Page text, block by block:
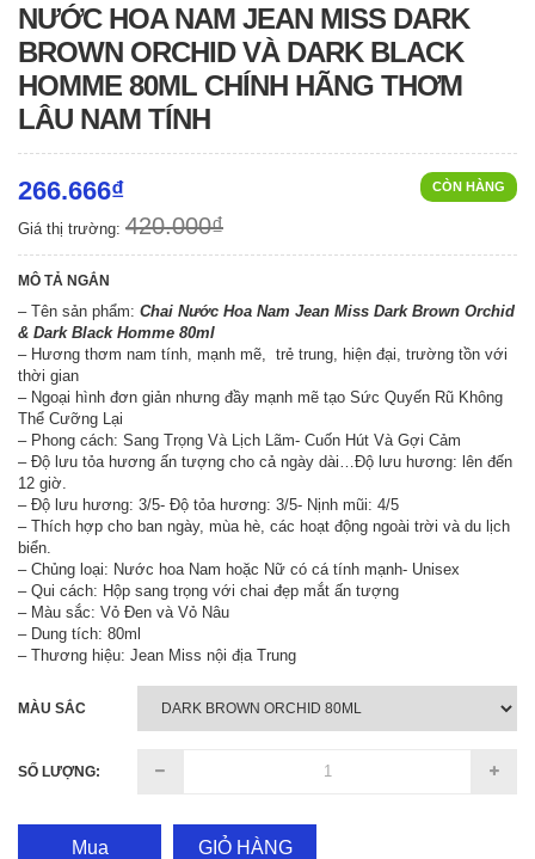
NƯỚC HOA NAM JEAN MISS DARK
BROWN ORCHID VÀ DARK BLACK
HOMME 80ML CHÍNH HÃNG THƠM
LÂU NAM TÍNH
CÒN HÀNG
266.666₫
Giá thị trường: 420.000₫
MÔ TẢ NGẮN
– Tên sản phẩm: Chai Nước Hoa Nam Jean Miss Dark Brown Orchid
& Dark Black Homme 80ml
– Hương thơm nam tính, mạnh mẽ, trẻ trung, hiện đại, trường tồn với
thời gian
– Ngoại hình đơn giản nhưng đầy mạnh mẽ tạo Sức Quyến Rũ Không
Thể Cưỡng Lại
– Phong cách: Sang Trọng Và Lịch Lãm- Cuốn Hút Và Gợi Cảm
– Độ lưu tỏa hương ấn tượng cho cả ngày dài…Độ lưu hương: lên đến
12 giờ.
– Độ lưu hương: 3/5- Độ tỏa hương: 3/5- Nịnh mũi: 4/5
– Thích hợp cho ban ngày, mùa hè, các hoạt động ngoài trời và du lịch
biển.
– Chủng loại: Nước hoa Nam hoặc Nữ có cá tính mạnh- Unisex
– Qui cách: Hộp sang trọng với chai đẹp mắt ấn tượng
– Màu sắc: Vỏ Đen và Vỏ Nâu
– Dung tích: 80ml
– Thương hiệu: Jean Miss nội địa Trung
MÀU SẮC
SỐ LƯỢNG:
Mua GIỎ HÀNG